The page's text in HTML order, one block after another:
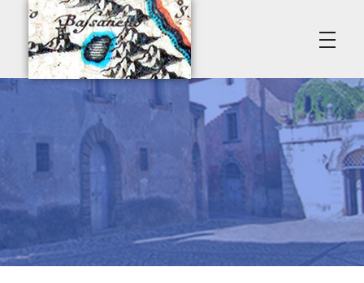
Poggio del Lago • Premio Amerino